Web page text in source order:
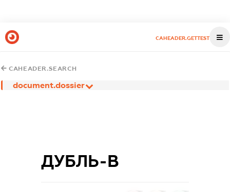
CAHEADER.GETTEST
CAHEADER.SEARCH
document.dossier
ДУБЛЬ-В